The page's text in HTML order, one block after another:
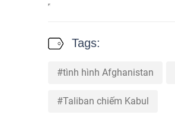
Tags:
tình hình Afghanistan
Taliban chiếm Kabul